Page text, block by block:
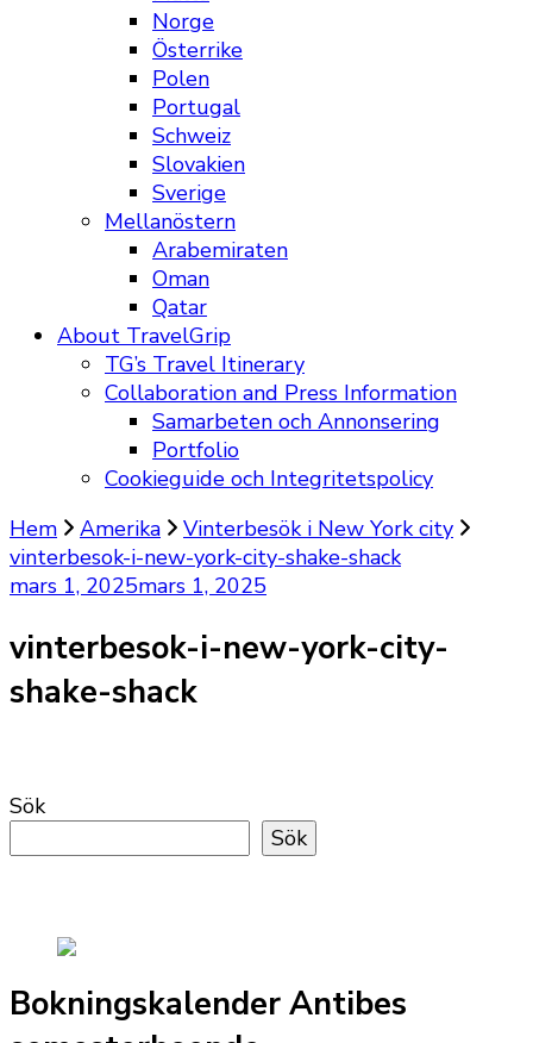
Norge
Österrike
Polen
Portugal
Schweiz
Slovakien
Sverige
Mellanöstern
Arabemiraten
Oman
Qatar
About TravelGrip
TG’s Travel Itinerary
Collaboration and Press Information
Samarbeten och Annonsering
Portfolio
Cookieguide och Integritetspolicy
Hem
Amerika
Vinterbesök i New York city
vinterbesok-i-new-york-city-shake-shack
mars 1, 2025mars 1, 2025
vinterbesok-i-new-york-city-
shake-shack
Sök
Sök
Bokningskalender Antibes